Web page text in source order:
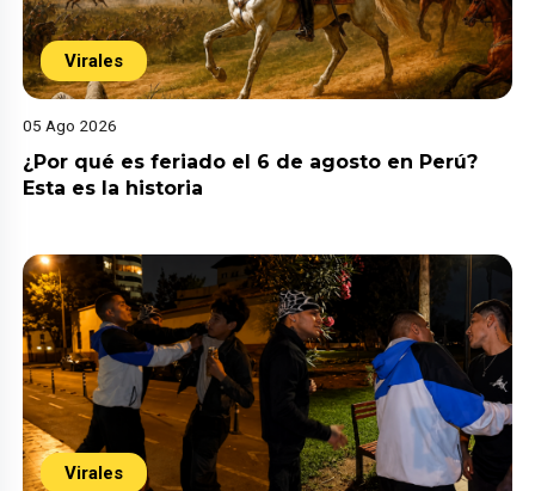
Virales
05 Ago 2026
¿Por qué es feriado el 6 de agosto en Perú?
Esta es la historia
Virales